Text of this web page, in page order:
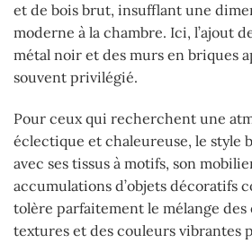
et de bois brut, insufflant une
moderne à la chambre. Ici, l’ajout
métal noir et des murs en briques
souvent privilégié.
Pour ceux qui recherchent une
éclectique et chaleureuse, le style
avec ses tissus à motifs, son
accumulations d’objets décoratifs
tolère parfaitement le mélange des
textures et des couleurs vibrantes